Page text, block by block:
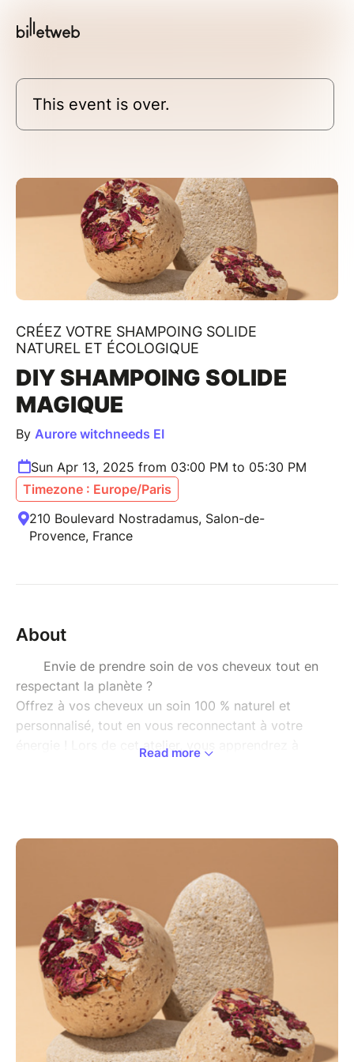
This event is over.
CRÉEZ VOTRE SHAMPOING SOLIDE
NATUREL ET ÉCOLOGIQUE
DIY SHAMPOING SOLIDE
MAGIQUE
By Aurore witchneeds EI
Sun Apr 13, 2025 from 03:00 PM to 05:30 PM
Timezone : Europe/Paris
210 Boulevard Nostradamus, Salon-de-
Provence, France
About
Envie de prendre soin de vos cheveux tout en
respectant la planète ?
Offrez à vos cheveux un soin 100 % naturel et
personnalisé, tout en vous reconnectant à votre
énergie ! Lors de cet atelier, vous apprendrez à
l’harmonisation au cœur de la création.
Un soin écologique et personnalisé
Découvrir les bienfaits des plantes pour vos
cheveux en fonction de vos besoins
capillaires
Fabriquer un shampoing solide sur mesure,
sain et efficace
✨ Une approche énergétique et holistique
Apprendre à créer en conscience et à infuser
votre shampoing d’intentions bienveillantes
Read more